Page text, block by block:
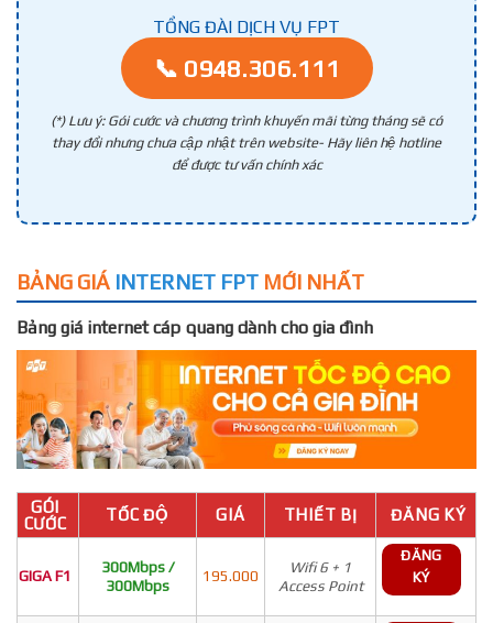
TỔNG ĐÀI DỊCH VỤ FPT
📞 0948.306.111
(*) Lưu ý: Gói cước và chương trình khuyến mãi từng tháng sẽ có
thay đổi nhưng chưa cập nhật trên website- Hãy liên hệ hotline
để được tư vấn chính xác
BẢNG GIÁ INTERNET FPT MỚI NHẤT
Bảng giá internet cáp quang dành cho gia đình
GÓI
CƯỚC
TỐC ĐỘ GIÁ THIẾT BỊ ĐĂNG KÝ
GIGA F1
300Mbps /
300Mbps
195.000
Wifi 6 + 1
Access Point
ĐĂNG
KÝ